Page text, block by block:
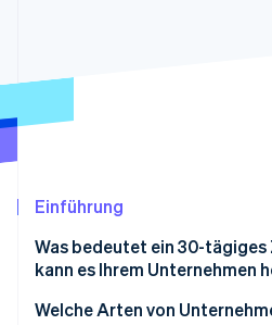
Erfahren Sie, wie
Einführung
Was bedeutet ein 30-tägiges
kann es Ihrem Unternehmen
Vorteile eines 30-tägigen
Welche Arten von